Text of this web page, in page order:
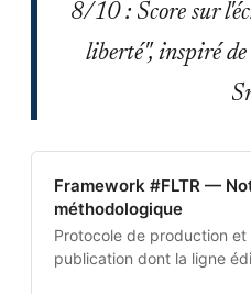
8/10 : Score sur
liberté", inspiré
Framework #FLTR —
méthodologique
Protocole de production et
publication dont la ligne